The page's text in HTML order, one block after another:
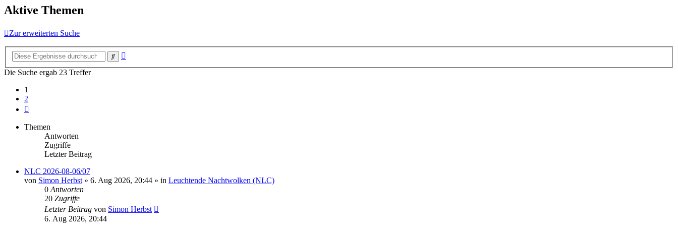
Aktive Themen
Zur erweiterten Suche
Suche
Die Suche ergab 23 Treffer
1
2
Themen
Antworten
Zugriffe
Letzter Beitrag
NLC 2026-08-06/07
von Simon Herbst » 6. Aug 2026, 20:44 » in Leuchtende Nachtwolken (NLC)
0 Antworten
20 Zugriffe
Letzter Beitrag von Simon Herbst
6. Aug 2026, 20:44